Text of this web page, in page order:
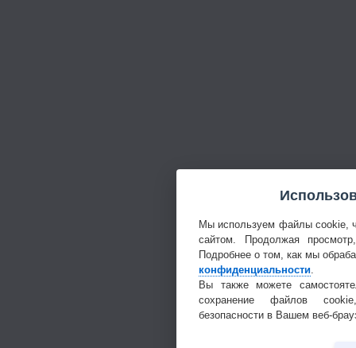
Мы используем файлы cookie,
сайтом. Продолжая
Подробнее о том, как мы
конфиденциальности
Вы также можете
сохранение файлов
безопасности в Вашем веб-